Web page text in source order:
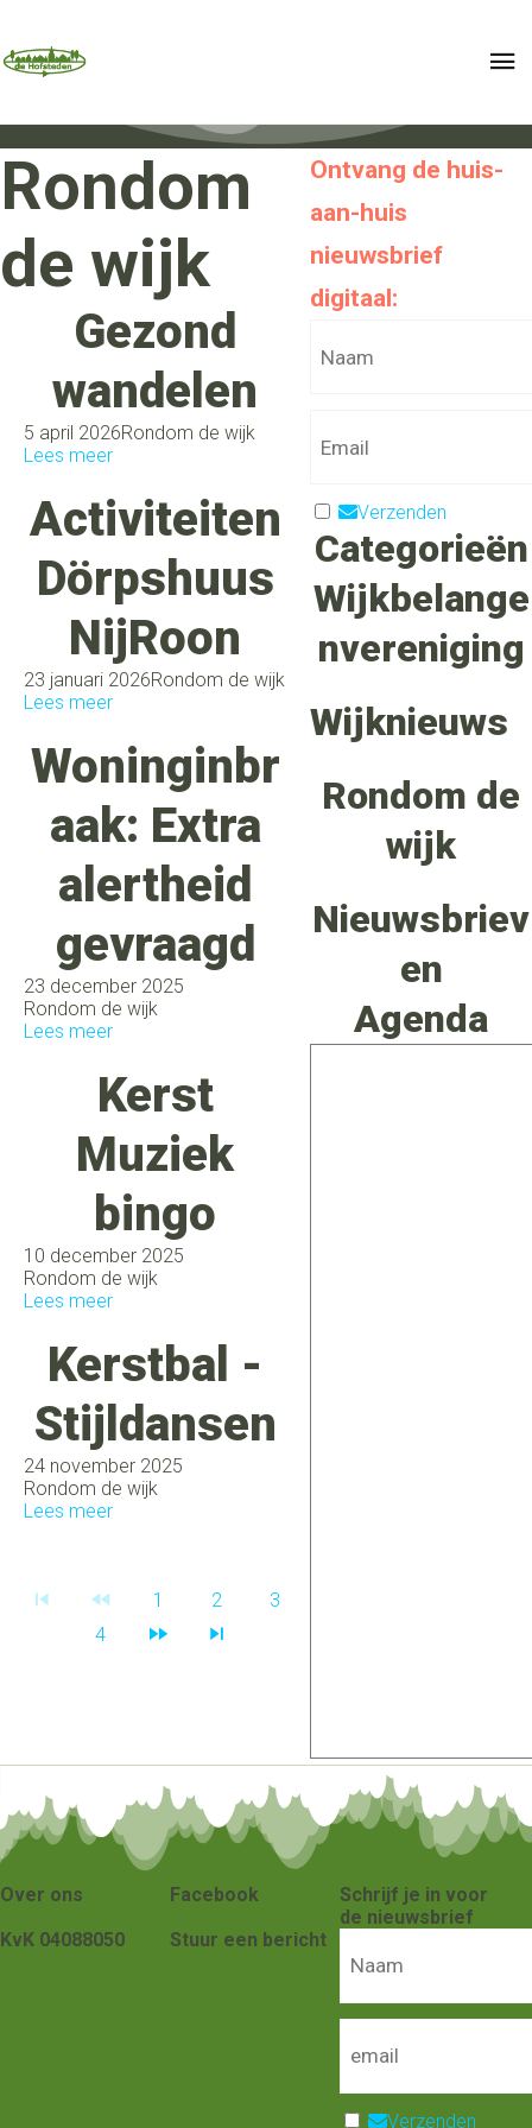
Rondom
de wijk
Gezond
wandelen
5 april 2026Rondom de wijk
Lees meer
Activiteiten
Dörpshuus
NijRoon
23 januari 2026Rondom de wijk
Lees meer
Woninginbr
aak: Extra
alertheid
gevraagd
23 december 2025
Rondom de wijk
Lees meer
Kerst
Muziek
bingo
10 december 2025
Rondom de wijk
Lees meer
Kerstbal -
Stijldansen
24 november 2025
Rondom de wijk
Lees meer
1 2
3
4
Ontvang de huis-
aan-huis
nieuwsbrief
digitaal:
Verzenden
Categorieën
Wijkbelange
nvereniging
Wijknieuws
Rondom de
wijk
Nieuwsbriev
en
Agenda
Over ons
KvK 04088050
Facebook
Stuur een bericht
Schrijf je in voor
de nieuwsbrief
Verzenden